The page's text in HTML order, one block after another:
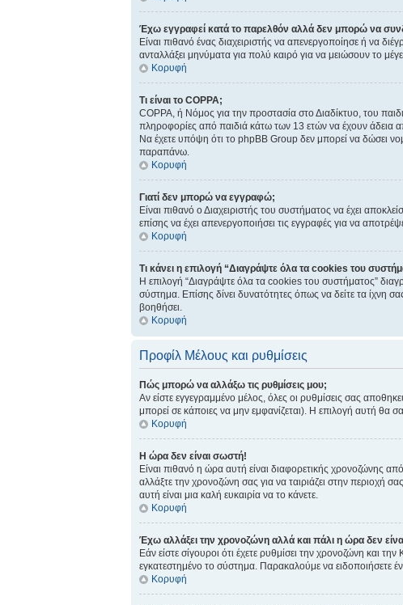
Έχω εγγραφεί κατά το παρελθόν αλλά δεν μπορώ να
Είναι πιθανό ένας διαχειριστής να απενεργοποίησε ή να
ανταλλάξει μηνύματα για πολύ καιρό για να μειώσουν το
Κορυφή
Τι είναι το COPPA;
COPPA, ή Νόμος για την προστασία στο Διαδίκτυο, του
πληροφορίες από παιδιά κάτω των 13 ετών να έχουν
Να έχετε υπόψη ότι το phpBB Group δεν μπορεί να δώσει
παραπάνω.
Κορυφή
Γιατί δεν μπορώ να εγγραφώ;
Είναι πιθανό ο Διαχειριστής του συστήματος να έχει
επίσης να έχει απενεργοποιήσει τις εγγραφές για να
Κορυφή
Τι κάνει η επιλογή “Διαγράψτε όλα τα cookies του
Η επιλογή “Διαγράψτε όλα τα cookies του συστήματος”
σύστημα. Επίσης δίνει δυνατότητες όπως να δείτε τα ίχνη
βοηθήσει.
Κορυφή
Προφίλ Μέλους και ρυθμίσεις
Πώς μπορώ να αλλάξω τις ρυθμίσεις μου;
Αν είστε εγγεγραμμένο μέλος, όλες οι ρυθμίσεις σας
μπορεί σε κάποιες να μην εμφανίζεται). Η επιλογή αυτή θα
Κορυφή
Η ώρα δεν είναι σωστή!
Είναι πιθανό η ώρα αυτή είναι διαφορετικής χρονοζώνης
αλλάξτε την χρονοζώνη σας για να ταιριάζει στην περιοχή
αυτή είναι μια καλή ευκαιρία να το κάνετε.
Κορυφή
Έχω αλλάξει την χρονοζώνη αλλά και πάλι η ώρα δεν
Εάν είστε σίγουροι ότι έχετε ρυθμίσει την χρονοζώνη και
εγκατεστημένο το σύστημα. Παρακαλούμε να ειδοποιήσετε
Κορυφή